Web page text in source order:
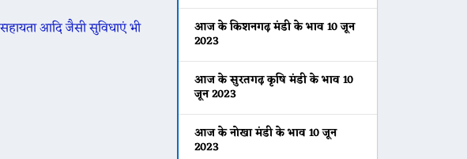
आदि जैसी सुविधाएं भी
आज के किशनगढ़ मंडी के भाव 10 जून
2023
आज के सुरतगढ़ कृषि मंडी के भाव 10
जून 2023
आज के नोखा मंडी के भाव 10 जून
2023